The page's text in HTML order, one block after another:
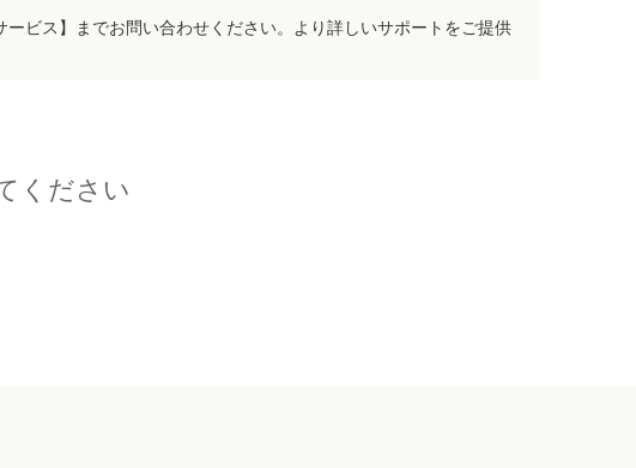
ビス】までお問い合わせください。より詳しいサポートをご提供
ください